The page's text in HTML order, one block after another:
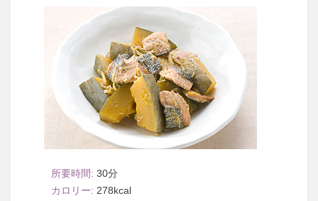
30
278